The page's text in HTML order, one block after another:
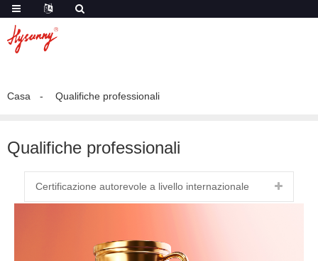
Casa Qualifiche professionali
Qualifiche professionali
Certificazione autorevole a livello internazionale